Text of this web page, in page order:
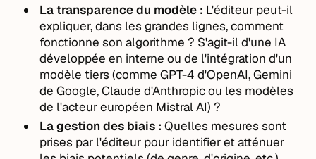
La transparence du modèle : L'éditeur peut-il
expliquer, dans les grandes lignes, comment
fonctionne son algorithme ? S'agit-il d'une IA
développée en interne ou de l'intégration d'un
modèle tiers (comme GPT-4 d'OpenAI, Gemini
de Google, Claude d'Anthropic ou les modèles
de l'acteur européen Mistral AI) ?
La gestion des biais : Quelles mesures sont
prises par l'éditeur pour identifier et atténuer